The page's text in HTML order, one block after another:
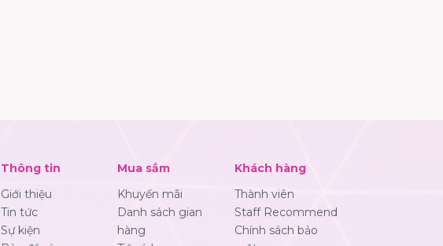
Thông tin
Giới thiệu
Tin tức
Sự kiện
Mua sắm
Khuyến mãi
Danh sách gian
hàng
Khách hàng
Thành viên
Staff Recommend
Chính sách bảo